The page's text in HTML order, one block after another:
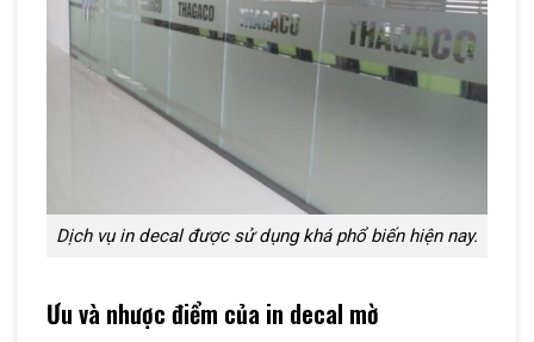
Dịch vụ in decal được sử dụng khá phổ biến hiện nay.
Ưu và nhược điểm của in decal mờ